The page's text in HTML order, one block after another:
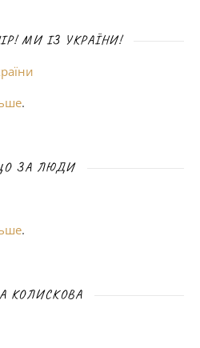
МИ ІЗ УКРАЇНИ!
.
ЗА ЛЮДИ
.
КОЛИСКОВА